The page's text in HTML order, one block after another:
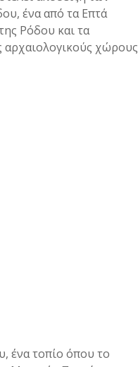
ένα από τα Επτά
Ρόδου και τα
αρχαιολογικούς χώρους
ένα τοπίο όπου το